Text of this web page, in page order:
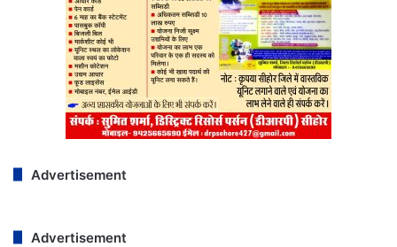
Advertisement
Advertisement